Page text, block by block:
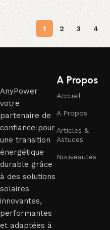
1 2 3 4
AnyPower
votre
partenaire de
confiance pour
une transition
énergétique
durable grâce
à des solutions
solaires
innovantes,
performantes
et adaptées à
A Propos
Accueil
A Propos
Articles &
Astuces
Nouveautés